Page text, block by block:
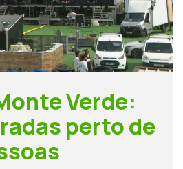
Verde:
perto de